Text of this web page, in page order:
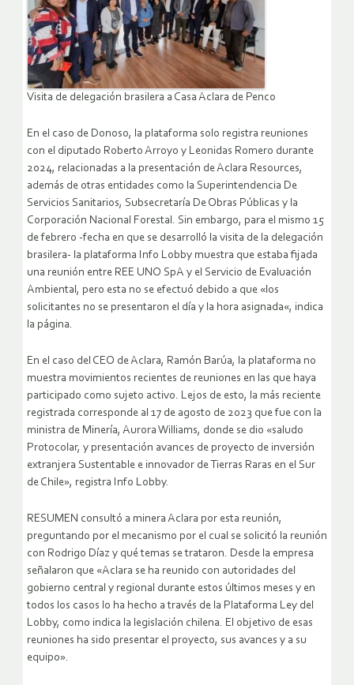
Visita de delegación brasilera a Casa Aclara de Penco
En el caso de Donoso, la plataforma solo registra reuniones
con el diputado Roberto Arroyo y Leonidas Romero durante
2024, relacionadas a la presentación de Aclara Resources,
además de otras entidades como la Superintendencia De
Servicios Sanitarios, Subsecretaría De Obras Públicas y la
Corporación Nacional Forestal. Sin embargo, para el mismo 15
de febrero -fecha en que se desarrolló la visita de la delegación
brasilera- la plataforma Info Lobby muestra que estaba fijada
una reunión entre REE UNO SpA y el Servicio de Evaluación
Ambiental, pero esta no se efectuó debido a que «los
solicitantes no se presentaron el día y la hora asignada«, indica
la página.
En el caso del CEO de Aclara, Ramón Barúa, la plataforma no
muestra movimientos recientes de reuniones en las que haya
participado como sujeto activo. Lejos de esto, la más reciente
registrada corresponde al 17 de agosto de 2023 que fue con la
ministra de Minería, Aurora Williams, donde se dio «saludo
Protocolar, y presentación avances de proyecto de inversión
extranjera Sustentable e innovador de Tierras Raras en el Sur
de Chile», registra Info Lobby.
RESUMEN consultó a minera Aclara por esta reunión,
preguntando por el mecanismo por el cual se solicitó la reunión
con Rodrigo Díaz y qué temas se trataron. Desde la empresa
señalaron que «Aclara se ha reunido con autoridades del
gobierno central y regional durante estos últimos meses y en
todos los casos lo ha hecho a través de la Plataforma Ley del
Lobby, como indica la legislación chilena. El objetivo de esas
reuniones ha sido presentar el proyecto, sus avances y a su
equipo».